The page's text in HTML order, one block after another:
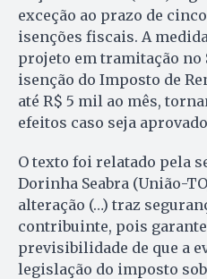
exceção ao prazo de
isenções fiscais. A
projeto em tramitação no
isenção do Imposto de
até R$ 5 mil ao mês,
efeitos caso seja
O texto foi relatado pela
Dorinha Seabra (União-
alteração (…) traz
contribuinte, pois
previsibilidade de que a
legislação do imposto